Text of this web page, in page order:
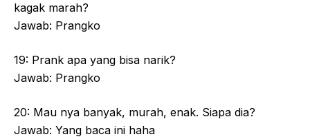
kagak marah?
Jawab: Prangko
19: Prank apa yang bisa narik?
Jawab: Prangko
20: Mau nya banyak, murah, enak. Siapa dia?
Jawab: Yang baca ini haha